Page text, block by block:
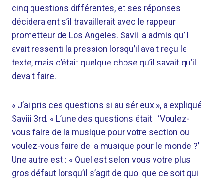
cinq questions différentes, et ses réponses
décideraient s’il travaillerait avec le rappeur
prometteur de Los Angeles. Saviii a admis qu’il
avait ressenti la pression lorsqu’il avait reçu le
texte, mais c’était quelque chose qu’il savait qu’il
devait faire.
« J’ai pris ces questions si au sérieux », a expliqué
Saviii 3rd. « L’une des questions était : ‘Voulez-
vous faire de la musique pour votre section ou
voulez-vous faire de la musique pour le monde ?’
Une autre est : « Quel est selon vous votre plus
gros défaut lorsqu’il s’agit de quoi que ce soit qui